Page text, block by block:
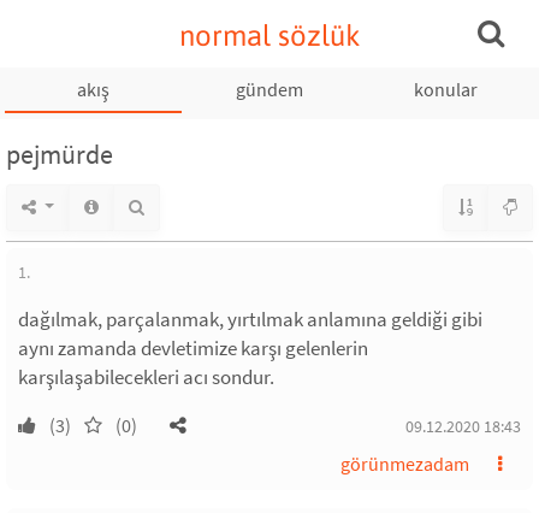
normal sözlük
akış gündem konular
pejmürde
1.
dağılmak, parçalanmak, yırtılmak anlamına geldiği gibi
aynı zamanda devletimize karşı gelenlerin
karşılaşabilecekleri acı sondur.
(3) (0) 09.12.2020 18:43
görünmezadam